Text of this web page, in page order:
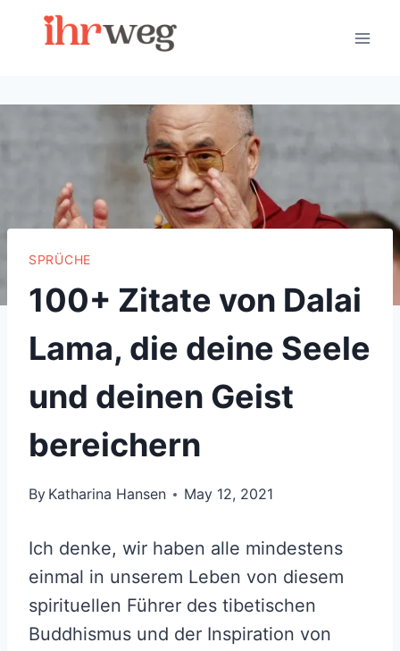
SPRÜCHE
100+ Zitate von Dalai
Lama, die deine Seele
und deinen Geist
bereichern
By Katharina Hansen May 12, 2021
Ich denke, wir haben alle mindestens
einmal in unserem Leben von diesem
spirituellen Führer des tibetischen
Buddhismus und der Inspiration von